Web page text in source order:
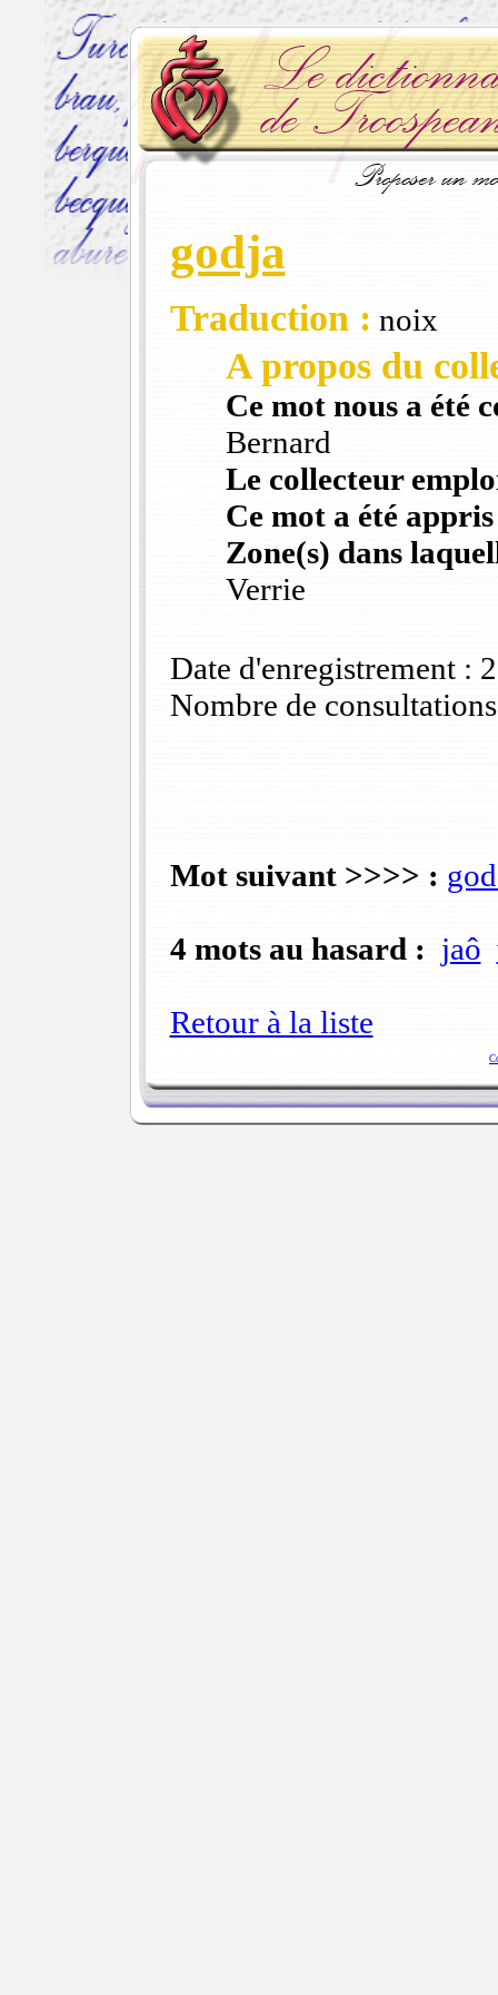
godja
Traduction : noix
A propos du
Ce mot nous a été
Bernard
Le collecteur
Ce mot a été
Zone(s) dans
Verrie
Date d'enregistrement :
Nombre de
Mot suivant >>>> :
4 mots au hasard : jaô
Retour à la liste